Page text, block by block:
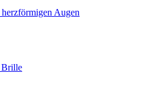
Augen
Brille